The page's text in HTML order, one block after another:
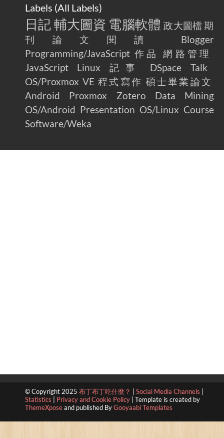
Labels (All Labels)
日記 輔大圖資 電腦軟體 政大圖檔 期
刊論文閱讀
Blogger
Programming/JavaScript 作品
網路管理
JavaScript
Linux 記事 DSpace
Talk
OS/Proxmox VE 程式寫作 碩士畢業論文
Android
Proxmox Zotero
Data Mining
OS/Android Presentation OS/Linux Course
Software/Weka
© Copyright 2025 布丁布丁吃什麼？ Social Media Channels
Statistics
Privacy and Cookie Policy
Template is created by
ThemeXposeand published ByGooyaabi Templates